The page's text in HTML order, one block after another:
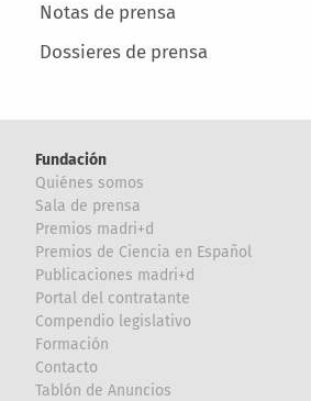
Notas de prensa
Dossieres de prensa
Fundación
Quiénes somos
Sala de prensa
Premios madri+d
Premios de Ciencia en Español
Publicaciones madri+d
Portal del contratante
Compendio legislativo
Formación
Contacto
Tablón de Anuncios